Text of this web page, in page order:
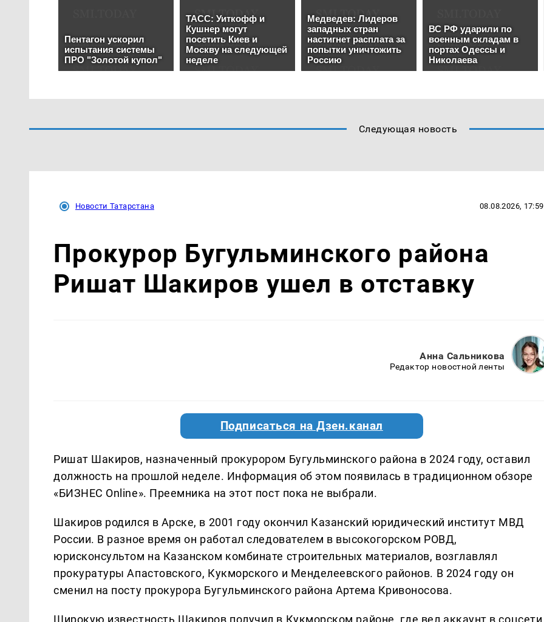
Следующая новость
Новости Татарстана 08.08.2026, 17:59
Прокурор Бугульминского района
Ришат Шакиров ушел в отставку
Анна Сальникова
Редактор новостной ленты
Подписаться на Дзен.канал
Ришат Шакиров, назначенный прокурором Бугульминского района в 2024 году, оставил
должность на прошлой неделе. Информация об этом появилась в традиционном обзоре
«БИЗНЕС Online». Преемника на этот пост пока не выбрали.
Шакиров родился в Арске, в 2001 году окончил Казанский юридический институт МВД
России. В разное время он работал следователем в высокогорском РОВД,
юрисконсультом на Казанском комбинате строительных материалов, возглавлял
прокуратуры Апастовского, Кукморского и Менделеевского районов. В 2024 году он
сменил на посту прокурора Бугульминского района Артема Кривоносова.